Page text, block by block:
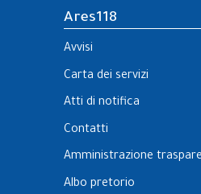
Ares118
Avvisi
Carta dei servizi
Atti di notifica
Contatti
Amministrazione
Albo pretorio